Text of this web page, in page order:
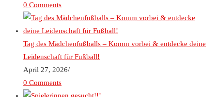
0 Comments
Tag des Mädchenfußballs – Komm vorbei & entdecke deine
Leidenschaft für Fußball!
April 27, 2026/
0 Comments